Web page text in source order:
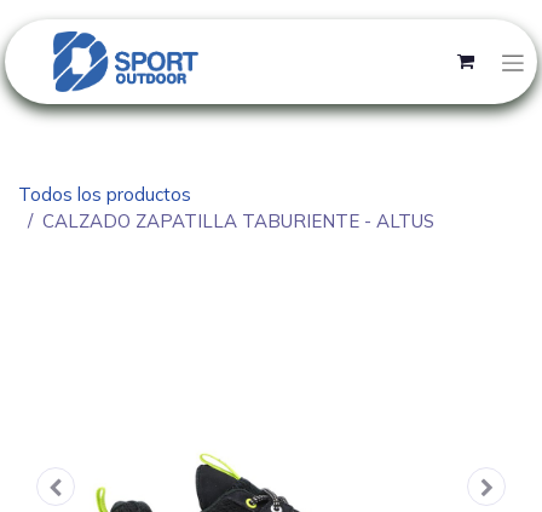
Todos los productos
CALZADO ZAPATILLA TABURIENTE - ALTUS